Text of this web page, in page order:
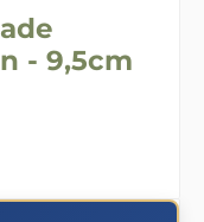
- 9,5cm